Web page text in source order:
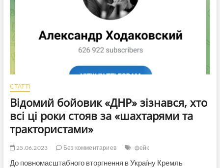
#ДезАут
СТАТТІ
Відомий бойовик «ДНР» зізнався, хто
всі ці роки стояв за «шахтарями та
трактористами»
25.06.2023 Без комментариев фейк
До повномасштабного вторгнення в Україну Кремль